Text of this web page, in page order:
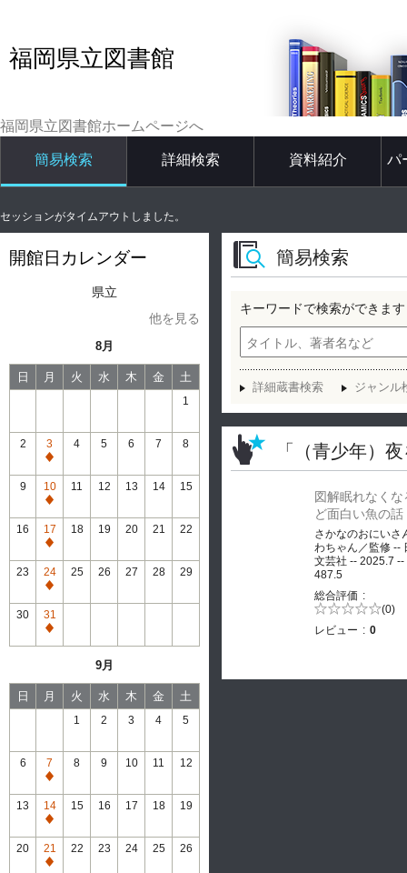
福岡県立図書館
福岡県立図書館ホームページへ
簡易検索 詳細検索 資料紹介 パ
セッションがタイムアウトしました。
開館日カレンダー
県立
他を見る
8月
日 月 火 水 木 金 土
1
2
3
通
常
休
館
4 5 6 7 8
9
10
通
常
休
館
11 12 13 14 15
16
17
通
常
休
館
18 19 20 21 22
23
24
通
常
休
館
25 26 27 28 29
30
31
通
館
9月
日 月 火 水 木 金 土
1 2 3 4 5
6
7
通
常
休
館
8 9 10 11 12
13
14
通
常
休
15 16 17 18 19
20
21
通
22 23 24 25 26
簡易検索
キーワードで検索ができます
詳細蔵書検索 ジャンル
「（青少年）
図解眠れなくな
ど面白い魚の話
さかなのおにいさ
わちゃん／監修 --
文芸社 -- 2025.7 --
487.5
総合評価
5段階評価の (0)
レビュー
0